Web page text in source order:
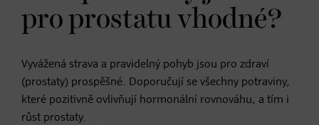
pro prostatu vhodné?
Vyvážená strava a pravidelný pohyb jsou pro zdraví
(prostaty) prospěšné. Doporučují se všechny potraviny,
které pozitivně ovlivňují hormonální rovnováhu, a tím i
růst prostaty.